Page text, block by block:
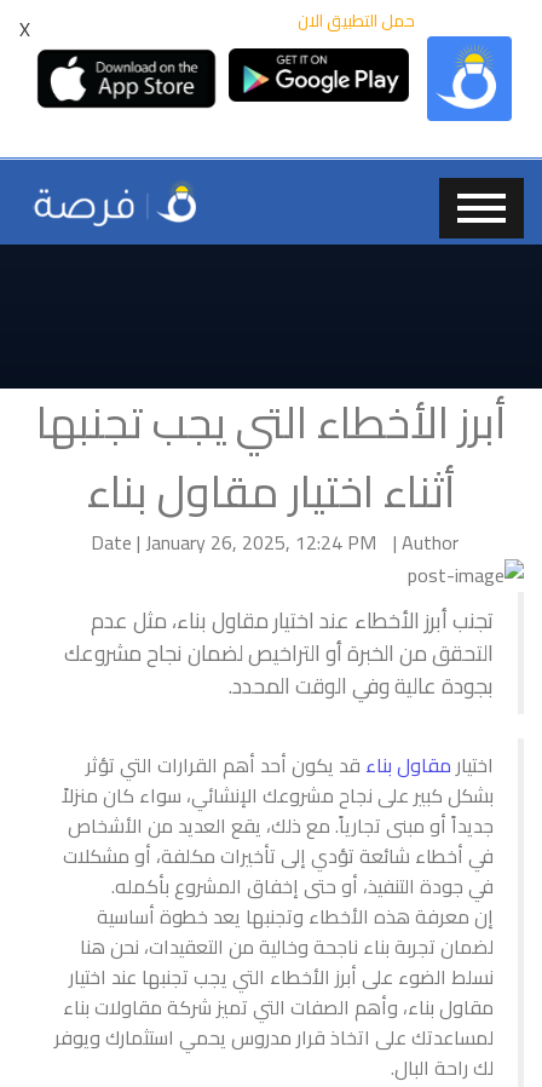
X حمل التطبيق الان
أبرز الأخطاء التي يجب تجنبها
أثناء اختيار مقاول بناء
Author |
Date | January 26, 2025, 12:24 PM
تجنب أبرز الأخطاء عند اختيار مقاول بناء، مثل عدم
التحقق من الخبرة أو التراخيص لضمان نجاح مشروعك
بجودة عالية وفي الوقت المحدد.
اختيارمقاول بناء قد يكون أحد أهم القرارات التي تؤثر
بشكل كبير على نجاح مشروعك الإنشائي، سواء كان منزلاً
جديداً أو مبنى تجارياً. مع ذلك، يقع العديد من الأشخاص
في أخطاء شائعة تؤدي إلى تأخيرات مكلفة، أو مشكلات
في جودة التنفيذ، أو حتى إخفاق المشروع بأكمله.
إن معرفة هذه الأخطاء وتجنبها يعد خطوة أساسية
لضمان تجربة بناء ناجحة وخالية من التعقيدات، نحن هنا
نسلط الضوء على أبرز الأخطاء التي يجب تجنبها عند اختيار
مقاول بناء، وأهم الصفات التي تميز شركة مقاولات بناء
لمساعدتك على اتخاذ قرار مدروس يحمي استثمارك ويوفر
لك راحة البال.